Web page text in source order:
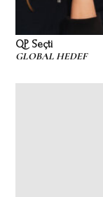
QP Seçti
GLOBAL HEDEF